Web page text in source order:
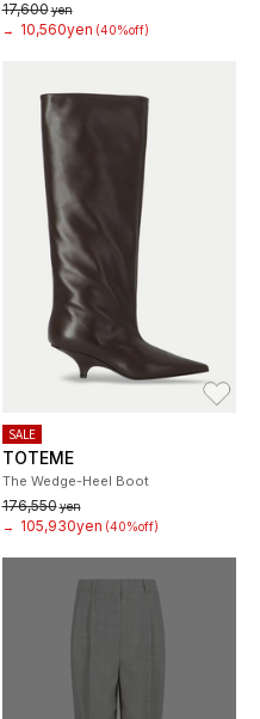
17,600yen
→
10,560yen (40%off)
SALE
TOTEME
The Wedge-Heel Boot
176,550yen
→
105,930yen (40%off)